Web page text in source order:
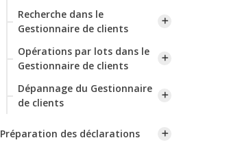
Recherche dans le
Gestionnaire de clients
Opérations par lots dans le
Gestionnaire de clients
Dépannage du Gestionnaire
de clients
Préparation des déclarations